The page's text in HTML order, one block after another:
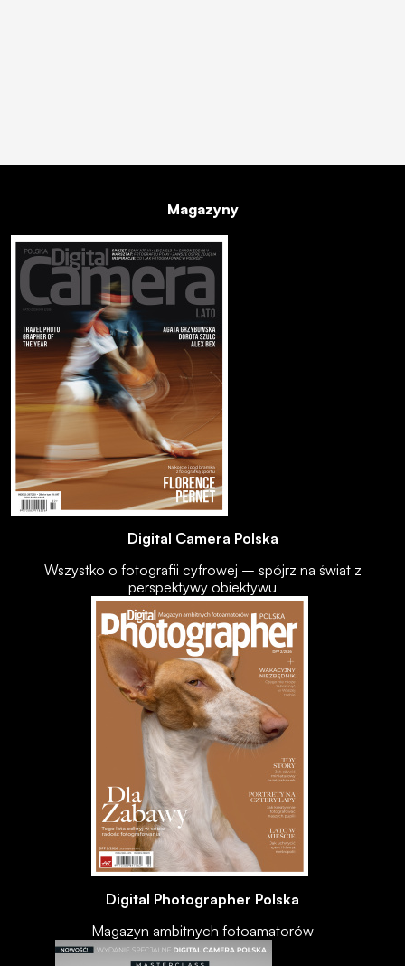
Magazyny
Digital Camera Polska
Wszystko o fotografii cyfrowej – spójrz na świat z
perspektywy obiektywu
Digital Photographer Polska
Magazyn ambitnych fotoamatorów